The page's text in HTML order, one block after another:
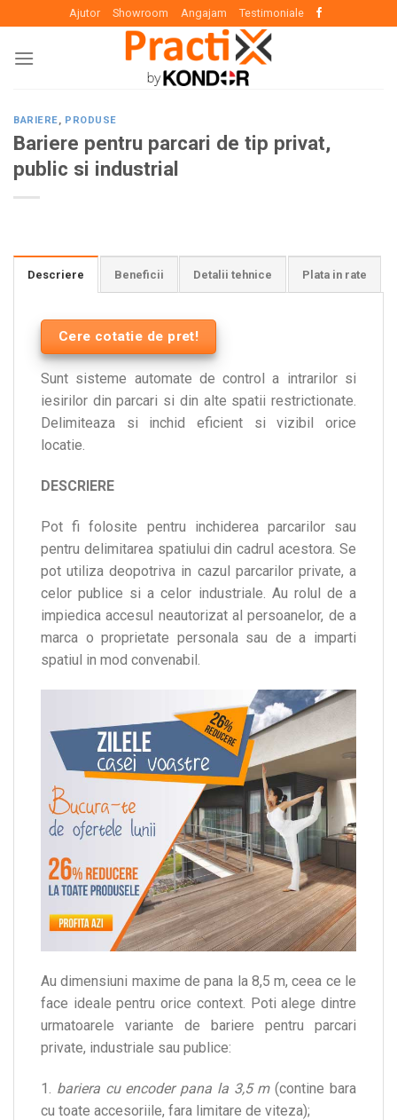
content
Ajutor Showroom Angajam Testimoniale
BARIERE, PRODUSE
Bariere pentru parcari de tip privat,
public si industrial
Descriere Beneficii Detalii tehnice Plata in rate
Cere cotatie de pret!
Sunt sisteme automate de control a intrarilor si
iesirilor din parcari si din alte spatii restrictionate.
Delimiteaza si inchid eficient si vizibil orice
locatie.
DESCRIERE
Pot fi folosite pentru inchiderea parcarilor sau
pentru delimitarea spatiului din cadrul acestora. Se
pot utiliza deopotriva in cazul parcarilor private, a
celor publice si a celor industriale. Au rolul de a
impiedica accesul neautorizat al persoanelor, de a
marca o proprietate personala sau de a imparti
spatiul in mod convenabil.
Au dimensiuni maxime de pana la 8,5 m, ceea ce le
face ideale pentru orice context. Poti alege dintre
urmatoarele variante de bariere pentru parcari
private, industriale sau publice:
1. bariera cu encoder pana la 3,5 m(contine bara
cu toate accesoriile, fara limitare de viteza);